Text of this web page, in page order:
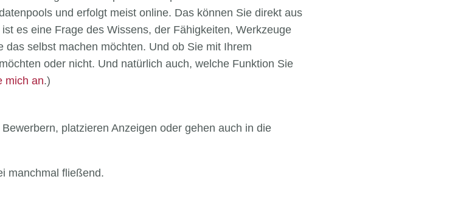
und erfolgt meist online. Das können Sie direkt aus
es eine Frage des Wissens, der Fähigkeiten, Werkzeuge
selbst machen möchten. Und ob Sie mit Ihrem
oder nicht. Und natürlich auch, welche Funktion Sie
mich an.)
platzieren Anzeigen oder gehen auch in die
manchmal fließend.